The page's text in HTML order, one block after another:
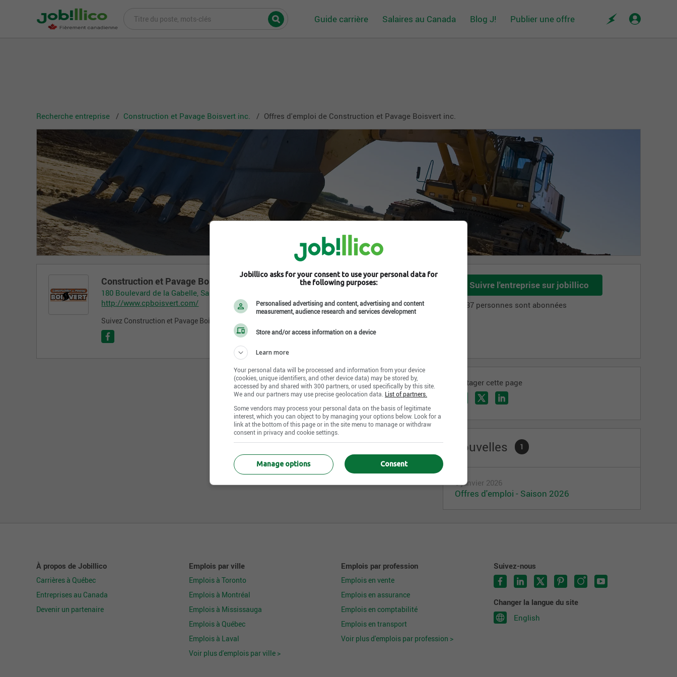
Guide carrière Salaires au Canada Blog J! Publier une offre
Recherche entreprise Construction et Pavage Boisvert inc. Offres d'emploi de Construction et Pavage Boisvert inc.
Construction et Pavage Boisvert inc.
180 Boulevard de la Gabelle, Saint-Étienne-des-Gres , QC G0X 2P0
http://www.cpboisvert.com/
Suivez Construction et Pavage Boisvert inc. sur les réseaux sociaux
Suivre l'entreprise sur jobillico
1 137 personnes sont abonnées
Partager cette page
Nouvelles 1
6 janvier 2026
Offres d'emploi - Saison 2026
À propos de Jobillico
Carrières à Québec
Entreprises au Canada
Devenir un partenaire
Emplois par ville
Emplois à Toronto
Emplois à Montréal
Emplois à Mississauga
Emplois à Québec
Emplois à Laval
Voir plus d'emplois par ville >
Emplois par profession
Emplois en vente
Emplois en assurance
Emplois en comptabilité
Emplois en transport
Voir plus d'emplois par profession >
Suivez-nous
Changer la langue du site
English
Jobillico asks for your consent to use your personal data for
the following purposes:
Personalised advertising and content, advertising and content
measurement, audience research and services development
Store and/or access information on a device
Learn more
Your personal data will be processed and information from your device
(cookies, unique identifiers, and other device data) may be stored by,
accessed by and shared with 300 partners, or used specifically by this site.
We and our partners may use precise geolocation data. List of partners.
Some vendors may process your personal data on the basis of legitimate
interest, which you can object to by managing your options below. Look for a
link at the bottom of this page or in the site menu to manage or withdraw
consent in privacy and cookie settings.
Consent
Manage options